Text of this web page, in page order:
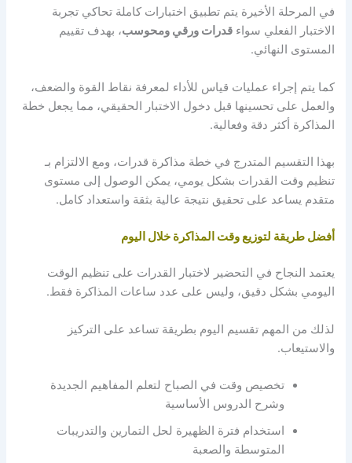
في المرحلة الأخيرة يتم تطبيق اختبارات كاملة تحاكي تجربة
الاختبار الفعلي سواءقدرات ورقي ومحوسب، بهدف تقييم
المستوى النهائي.
كما يتم إجراء عمليات قياس للأداء لمعرفة نقاط القوة والضعف،
والعمل على تحسينها قبل دخول الاختبار الحقيقي، مما يجعل خطة
المذاكرة أكثر دقة وفعالية.
بهذا التقسيم المتدرج في خطة مذاكرة قدرات، ومع الالتزام بـ
تنظيم وقت القدرات بشكل يومي، يمكن الوصول إلى مستوى
متقدم يساعد على تحقيق نتيجة عالية بثقة واستعداد كامل.
أفضل طريقة لتوزيع وقت المذاكرة خلال اليوم
يعتمد النجاح في التحضير لاختبار القدرات على تنظيم الوقت
اليومي بشكل دقيق، وليس على عدد ساعات المذاكرة فقط.
لذلك من المهم تقسيم اليوم بطريقة تساعد على التركيز
والاستيعاب.
تخصيص وقت في الصباح لتعلم المفاهيم الجديدة
وشرح الدروس الأساسية
استخدام فترة الظهيرة لحل التمارين والتدريبات
المتوسطة والصعبة